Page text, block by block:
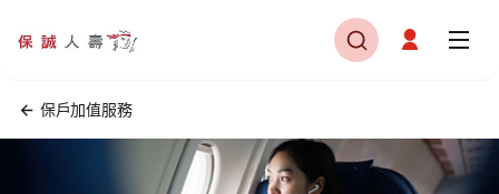
保戶加值服務